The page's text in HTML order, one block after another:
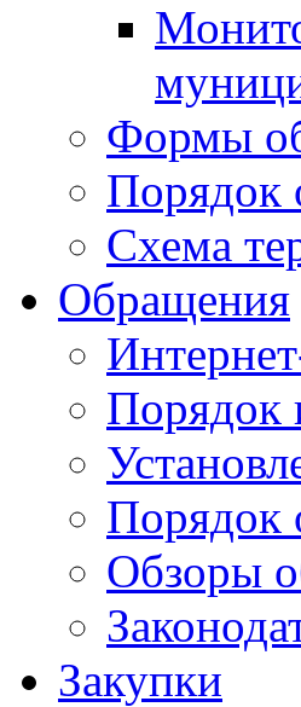
Формы
Порядок
Схема
Обращения
Порядок
Порядок
Обзоры
Закупки